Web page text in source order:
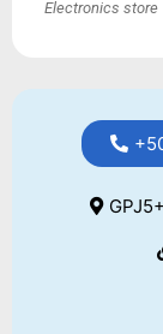
Electronics store